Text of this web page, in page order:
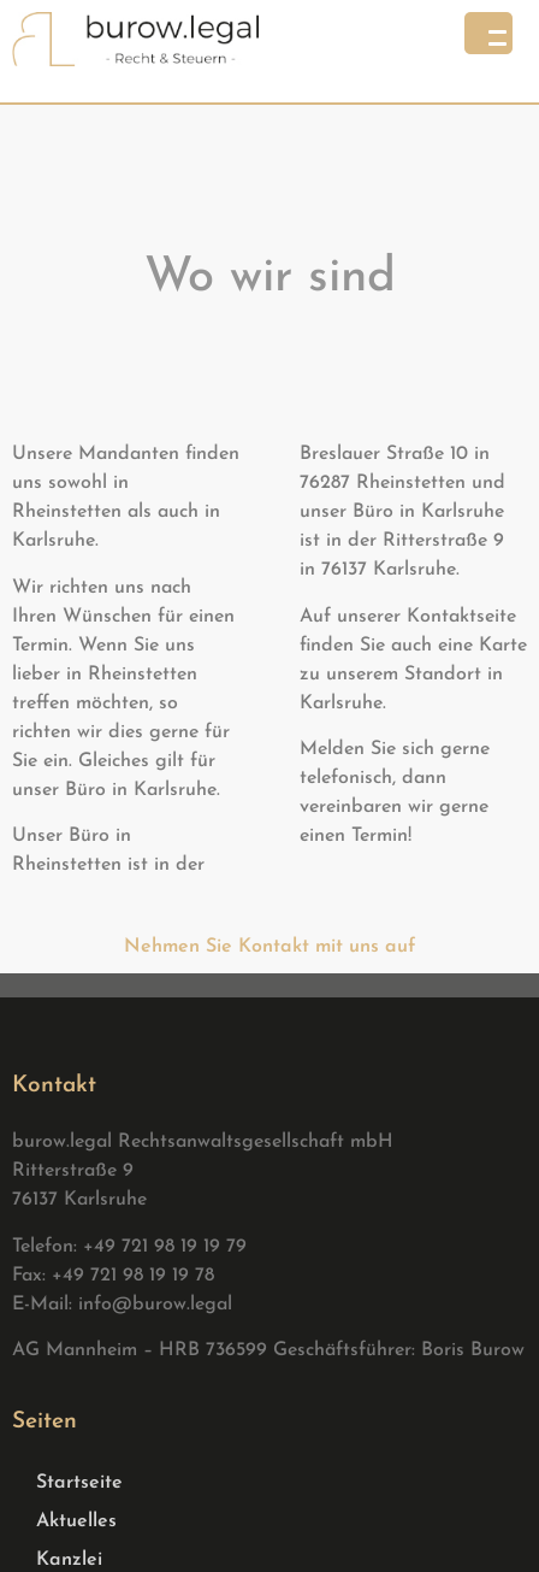
Wo wir sind
Unsere Mandanten finden
uns sowohl in
Rheinstetten als auch in
Karlsruhe.
Wir richten uns nach
Ihren Wünschen für einen
Termin. Wenn Sie uns
lieber in Rheinstetten
treffen möchten, so
richten wir dies gerne für
Sie ein. Gleiches gilt für
unser Büro in Karlsruhe.
Unser Büro in
Rheinstetten ist in der
Breslauer Straße 10 in
76287 Rheinstetten und
unser Büro in Karlsruhe
ist in der Ritterstraße 9
in 76137 Karlsruhe.
Auf unserer Kontaktseite
finden Sie auch eine Karte
zu unserem Standort in
Karlsruhe.
Melden Sie sich gerne
telefonisch, dann
vereinbaren wir gerne
einen Termin!
Nehmen Sie Kontakt mit uns auf
Kontakt
burow.legal Rechtsanwaltsgesellschaft mbH
Ritterstraße 9
76137 Karlsruhe
Telefon: +49 721 98 19 19 79
Fax: +49 721 98 19 19 78
E-Mail: info@burow.legal
AG Mannheim – HRB 736599 Geschäftsführer: Boris Burow
Seiten
Startseite
Aktuelles
Kanzlei